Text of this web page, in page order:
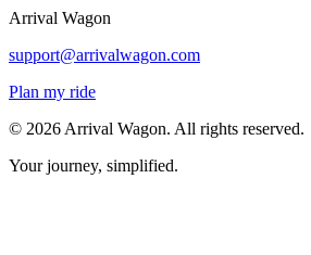
Arrival Wagon
support@arrivalwagon.com
Plan my ride
© 2026 Arrival Wagon. All rights reserved.
Your journey, simplified.